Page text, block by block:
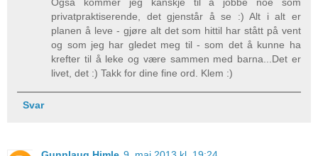
Også kommer jeg kanskje til å jobbe noe som
privatpraktiserende, det gjenstår å se :) Alt i alt er
planen å leve - gjøre alt det som hittil har stått på vent
og som jeg har gledet meg til - som det å kunne ha
krefter til å leke og være sammen med barna...Det er
livet, det :) Takk for dine fine ord. Klem :)
Svar